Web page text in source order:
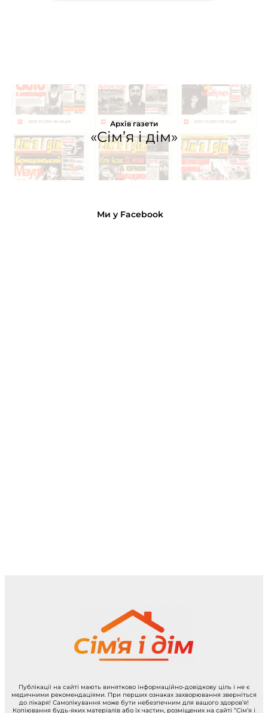
Архів газети
«Сім’я і дім»
Ми у Facebook
Публікації на сайті мають винятково інформаційно-довідкову ціль і не є
медичними рекомендаціями. При перших ознаках захворювання зверніться
до лікаря! Самолікування може бути небезпечним для вашого здоров’я!
Копіювання будь-яких матеріалів або їх частин, розміщених на сайті “Сім’я і